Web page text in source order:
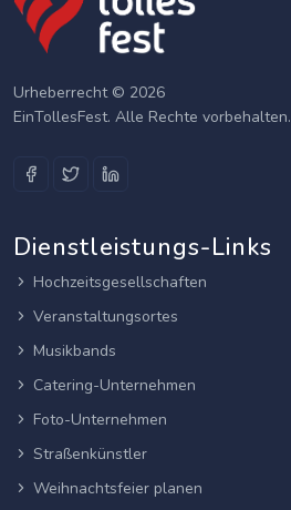
Urheberrecht © 2026
EinTollesFest. Alle Rechte vorbehalten.
Dienstleistungs-Links
Hochzeitsgesellschaften
Veranstaltungsortes
Musikbands
Catering-Unternehmen
Foto-Unternehmen
Straßenkünstler
Weihnachtsfeier planen